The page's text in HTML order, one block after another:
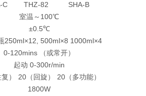
C THZ-82
SHA-B
室温～100℃
±0.5℃
250ml×12, 500ml×8 1000ml×4
0-120mins （或常开）
起动 0-300r/min
） 20（回旋）
20（多功能）
1800W